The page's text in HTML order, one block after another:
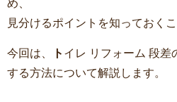
め、
見分けるポイントを知っておく
今回は、 ト イレ リフォーム 段差
する方法について解説します。